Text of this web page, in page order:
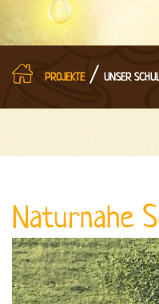
PROJEKTE/ UNSER
Naturnahe